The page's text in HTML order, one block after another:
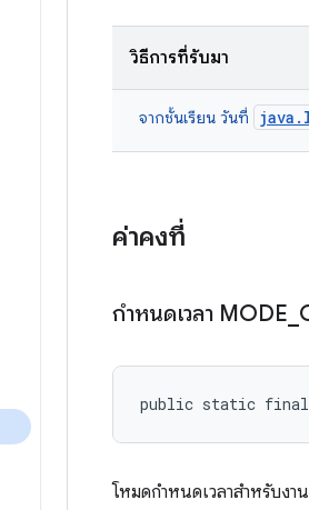
วิธีการที่รับมา
จากชั้นเรียน วันที่
ค่าคงที่
กำหนดเวลา MODE
public static final int
โหมดกำหนดเวลาสำหรับงา